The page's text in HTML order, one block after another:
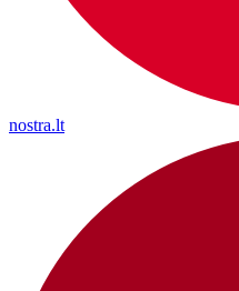
nostra.lt